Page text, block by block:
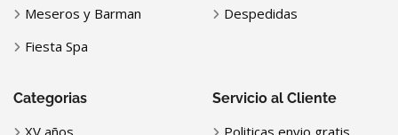
Meseros y Barman
Fiesta Spa
Despedidas
Categorias
XV años
Servicio al Cliente
Politicas envio gratis